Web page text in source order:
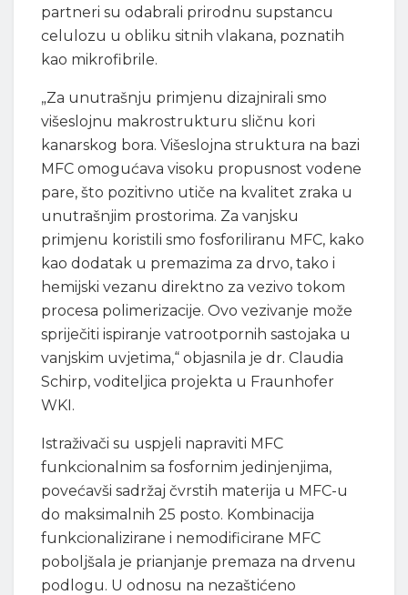
partneri su odabrali prirodnu supstancu
celulozu u obliku sitnih vlakana, poznatih
kao mikrofibrile.
„Za unutrašnju primjenu dizajnirali smo
višeslojnu makrostrukturu sličnu kori
kanarskog bora. Višeslojna struktura na bazi
MFC omogućava visoku propusnost vodene
pare, što pozitivno utiče na kvalitet zraka u
unutrašnjim prostorima. Za vanjsku
primjenu koristili smo fosforiliranu MFC, kako
kao dodatak u premazima za drvo, tako i
hemijski vezanu direktno za vezivo tokom
procesa polimerizacije. Ovo vezivanje može
spriječiti ispiranje vatrootpornih sastojaka u
vanjskim uvjetima,“ objasnila je dr. Claudia
Schirp, voditeljica projekta u Fraunhofer
WKI.
Istraživači su uspjeli napraviti MFC
funkcionalnim sa fosfornim jedinjenjima,
povećavši sadržaj čvrstih materija u MFC-u
do maksimalnih 25 posto. Kombinacija
funkcionalizirane i nemodificirane MFC
poboljšala je prianjanje premaza na drvenu
podlogu. U odnosu na nezaštićeno